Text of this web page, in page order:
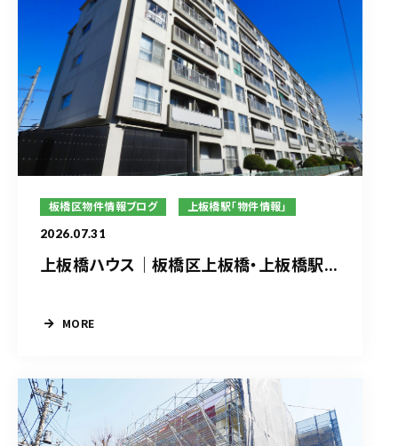
板橋区物件情報ブログ 上板橋駅「物件情報」
2026.07.31
上板橋ハウス｜板橋区上板橋・上板橋駅...
MORE